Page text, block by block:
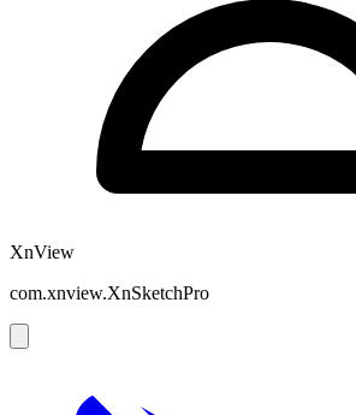
XnView
com.xnview.XnSketchPro